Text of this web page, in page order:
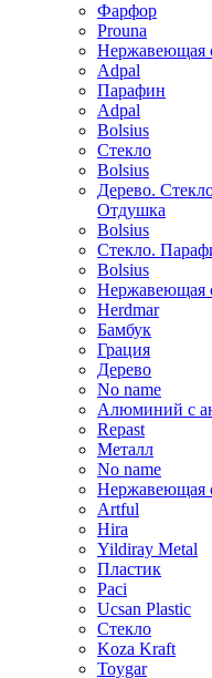
Фарфор
Prouna
Нержавеющая
Adpal
Парафин
Adpal
Bolsius
Стекло
Bolsius
Дерево.
Отдушка
Bolsius
Стекло.
Bolsius
Нержавеющая
Herdmar
Бамбук
Грация
Дерево
No name
Алюминий с
Repast
Металл
No name
Нержавеющая
Artful
Hira
Yildiray Metal
Пластик
Paci
Ucsan Plastic
Стекло
Koza Kraft
Toygar